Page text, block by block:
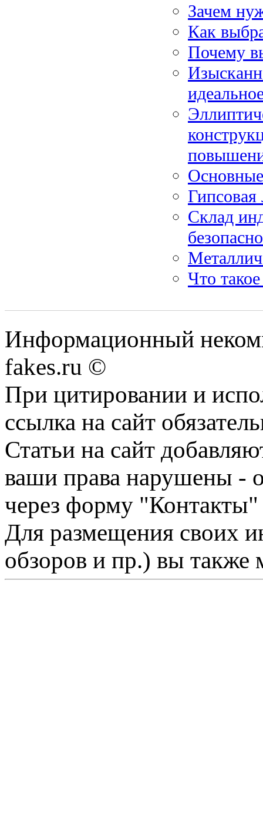
Зачем
Как
Почему
Гипсовая
Склад
Что
Информационный
fakes.ru ©
При цитировании и
ссылка на сайт
Статьи на сайт
ваши права нарушены -
через форму "Контакты"
Для размещения своих
обзоров и пр.) вы также